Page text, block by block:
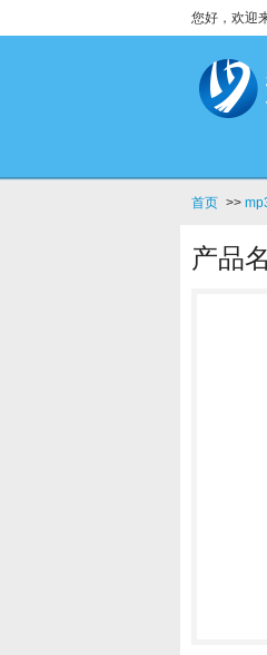
您好，欢迎
首页 >>
产品